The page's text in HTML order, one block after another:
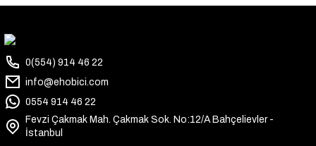
0(554) 914 46 22
info@ehobici.com
0554 914 46 22
Fevzi Çakmak Mah. Çakmak Sok. No:12/A Bahçelievler -
İstanbul